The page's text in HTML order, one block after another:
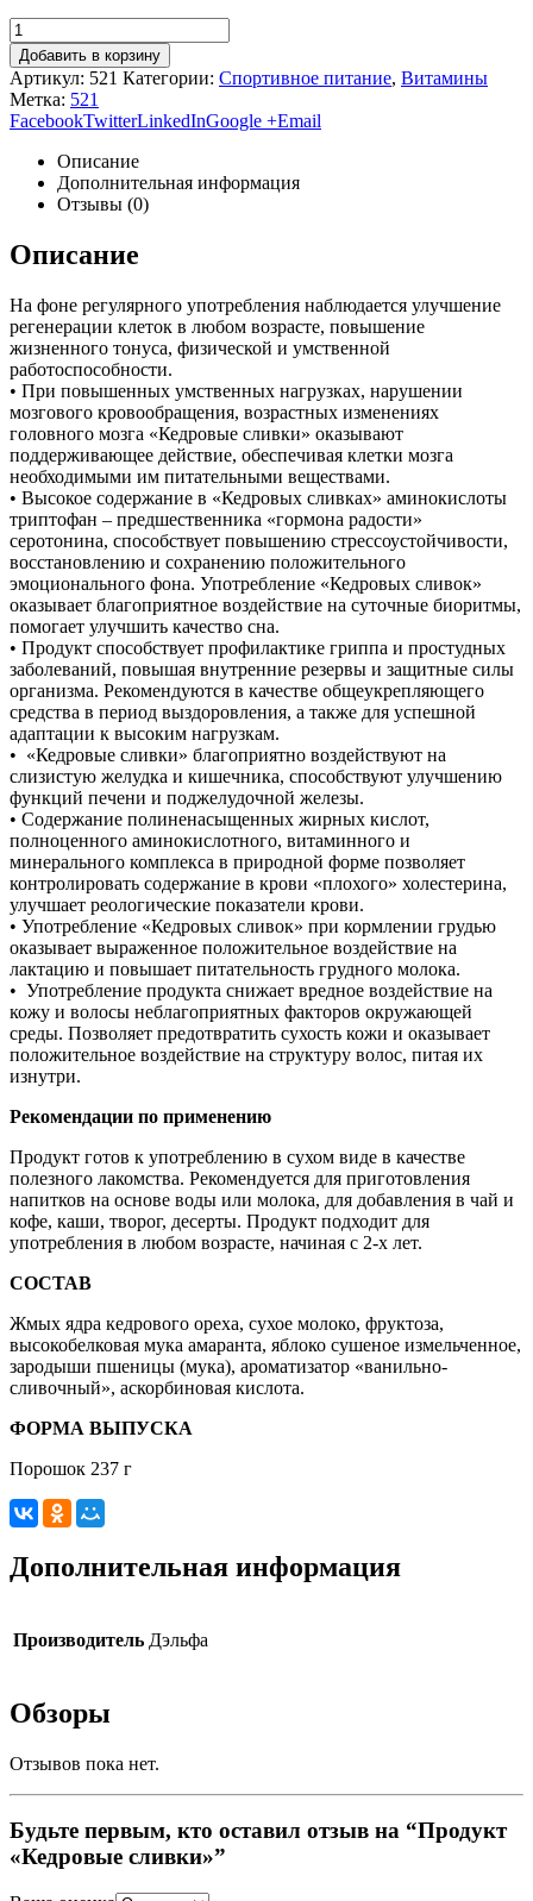
Добавить в корзину
Артикул: 521 Категории: Спортивное питание, Витамины
Метка: 521
FacebookTwitterLinkedInGoogle +Email
Описание
Дополнительная информация
Отзывы (0)
Описание
На фоне регулярного употребления наблюдается улучшение
регенерации клеток в любом возрасте, повышение
жизненного тонуса, физической и умственной
работоспособности.
• При повышенных умственных нагрузках, нарушении
мозгового кровообращения, возрастных изменениях
головного мозга «Кедровые сливки» оказывают
поддерживающее действие, обеспечивая клетки мозга
необходимыми им питательными веществами.
• Высокое содержание в «Кедровых сливках» аминокислоты
триптофан – предшественника «гормона радости»
серотонина, способствует повышению стрессоустойчивости,
восстановлению и сохранению положительного
эмоционального фона. Употребление «Кедровых сливок»
оказывает благоприятное воздействие на суточные биоритмы,
помогает улучшить качество сна.
• Продукт способствует профилактике гриппа и простудных
заболеваний, повышая внутренние резервы и защитные силы
организма. Рекомендуются в качестве общеукрепляющего
средства в период выздоровления, а также для успешной
адаптации к высоким нагрузкам.
• «Кедровые сливки» благоприятно воздействуют на
слизистую желудка и кишечника, способствуют улучшению
функций печени и поджелудочной железы.
• Содержание полиненасыщенных жирных кислот,
полноценного аминокислотного, витаминного и
минерального комплекса в природной форме позволяет
контролировать содержание в крови «плохого» холестерина,
улучшает реологические показатели крови.
• Употребление «Кедровых сливок» при кормлении грудью
оказывает выраженное положительное воздействие на
лактацию и повышает питательность грудного молока.
• Употребление продукта снижает вредное воздействие на
кожу и волосы неблагоприятных факторов окружающей
среды. Позволяет предотвратить сухость кожи и оказывает
положительное воздействие на структуру волос, питая их
изнутри.
Рекомендации по применению
Продукт готов к употреблению в сухом виде в качестве
полезного лакомства. Рекомендуется для приготовления
напитков на основе воды или молока, для добавления в чай и
кофе, каши, творог, десерты. Продукт подходит для
употребления в любом возрасте, начиная с 2-х лет.
СОСТАВ
Жмых ядра кедрового ореха, сухое молоко, фруктоза,
высокобелковая мука амаранта, яблоко сушеное измельченное,
зародыши пшеницы (мука), ароматизатор «ванильно-
сливочный», аскорбиновая кислота.
ФОРМА ВЫПУСКА
Порошок 237 г
Дополнительная информация
Производитель Дэльфа
Обзоры
Отзывов пока нет.
Будьте первым, кто оставил отзыв на “Продукт
«Кедровые сливки»”